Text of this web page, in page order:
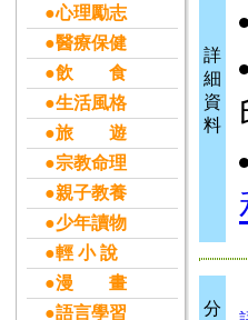
●心理勵志
●醫療保健
●飲 食
●生活風格
●旅 遊
●宗教命理
●親子教養
●少年讀物
●輕 小 說
●漫 畫
●語言學習
詳
細
資
料
分